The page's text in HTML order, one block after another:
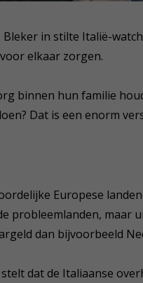
Bleker in stilte Italië-
elkaar zorgen.
binnen hun familie
Dat is een enorm
Europese
probleemlanden, maar
dan bijvoorbeeld
dat de Italiaanse